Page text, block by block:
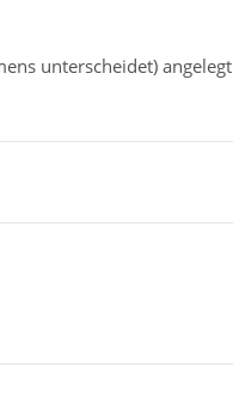
unterscheidet) angelegt